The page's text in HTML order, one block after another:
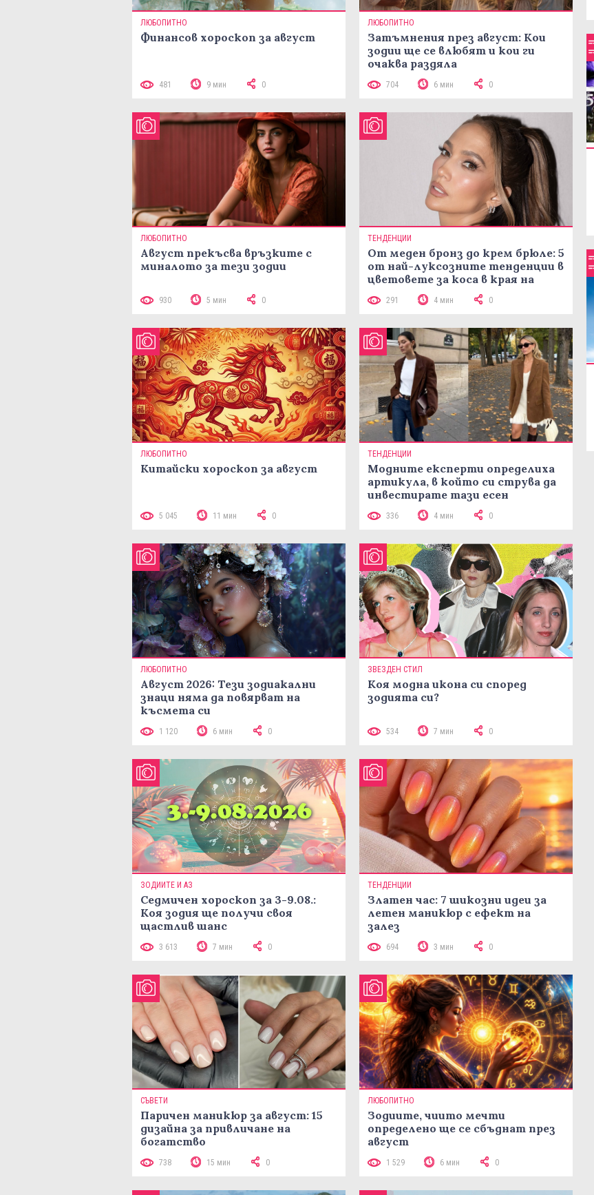
ЛЮБОПИТНО
Финансов хороскоп за август
481 9 мин 0
ЛЮБОПИТНО
Затъмнения през август: Кои
зодии ще се влюбят и кои ги
очаква раздяла
704 6 мин 0
ЛЮБОПИТНО
Август прекъсва връзките с
миналото за тези зодии
930 5 мин 0
ТЕНДЕНЦИИ
От меден бронз до крем брюле: 5
от най-луксозните тенденции в
цветовете за коса в края на
291 4 мин 0
ЛЮБОПИТНО
Китайски хороскоп за август
5 045 11 мин 0
ТЕНДЕНЦИИ
Модните експерти определиха
артикула, в който си струва да
инвестирате тази есен
336 4 мин 0
ЛЮБОПИТНО
Август 2026: Тези зодиакални
знаци няма да повярват на
късмета си
1 120 6 мин 0
ЗВЕЗДЕН СТИЛ
Коя модна икона си според
зодията си?
534 7 мин 0
ЗОДИИТЕ И АЗ
Седмичен хороскоп за 3-9.08.:
Коя зодия ще получи своя
щастлив шанс
3 613 7 мин 0
ТЕНДЕНЦИИ
Златен час: 7 шикозни идеи за
летен маникюр с ефект на
залез
694 3 мин 0
СЪВЕТИ
Паричен маникюр за август: 15
дизайна за привличане на
богатство
738 15 мин 0
ЛЮБОПИТНО
Зодиите, чиито мечти
определено ще се сбъднат през
август
1 529 6 мин 0